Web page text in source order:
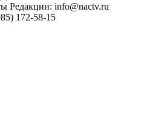
Редакции: info@nactv.ru
172-58-15